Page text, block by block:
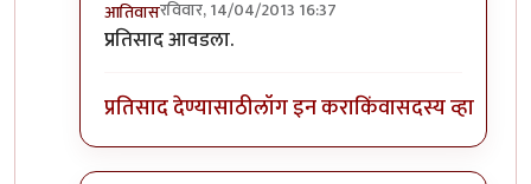
आतिवासरविवार, 14/04/2013 16:37
In reply toआंby
प्रतिसाद आवडला.
प्रतिसाद देण्यासाठीलॉग इन कराकिंवासदस्य व्हा